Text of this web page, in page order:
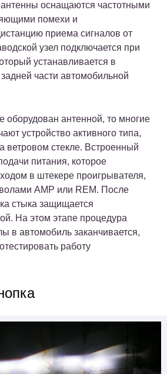
оснащаются частотными
помехи и
приема сигналов от
узел подключается при
устанавливается в
части автомобильной
оборудован антенной, то многие
устройство активного типа,
ветровом стекле. Встроенный
питания, которое
в штекере проигрывателя,
AMP или REM. После
стыка защищается
На этом этапе процедура
в автомобиль заканчивается,
работу